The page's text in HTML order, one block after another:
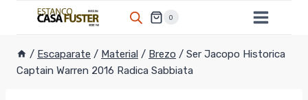
0
/ Escaparate / Material / Brezo / Ser Jacopo Historica
Captain Warren 2016 Radica Sabbiata